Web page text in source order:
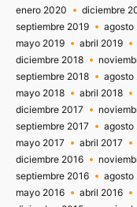
enero 2020
diciembre
septiembre 2019
agosto
mayo 2019
abril 2019
diciembre 2018
septiembre 2018
agosto
mayo 2018
abril 2018
diciembre 2017
septiembre 2017
agosto
mayo 2017
abril 2017
diciembre 2016
septiembre 2016
agosto
mayo 2016
abril 2016